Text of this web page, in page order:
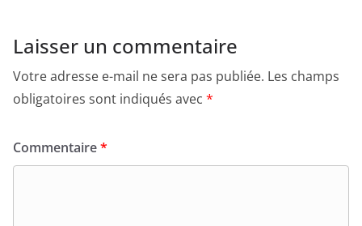
Laisser un commentaire
Votre adresse e-mail ne sera pas publiée. Les champs
obligatoires sont indiqués avec *
Commentaire*